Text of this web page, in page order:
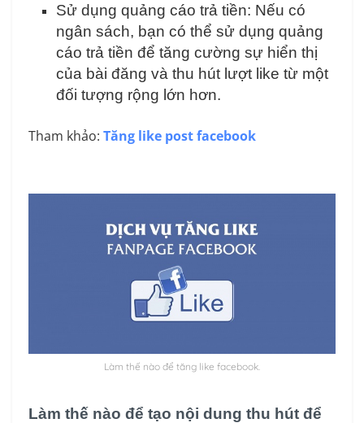
Sử dụng quảng cáo trả tiền: Nếu có
ngân sách, bạn có thể sử dụng quảng
cáo trả tiền để tăng cường sự hiển thị
của bài đăng và thu hút lượt like từ một
đối tượng rộng lớn hơn.
Tham khảo: Tăng like post facebook
Làm thế nào để tăng like facebook.
Làm thế nào để tạo nội dung thu hút để